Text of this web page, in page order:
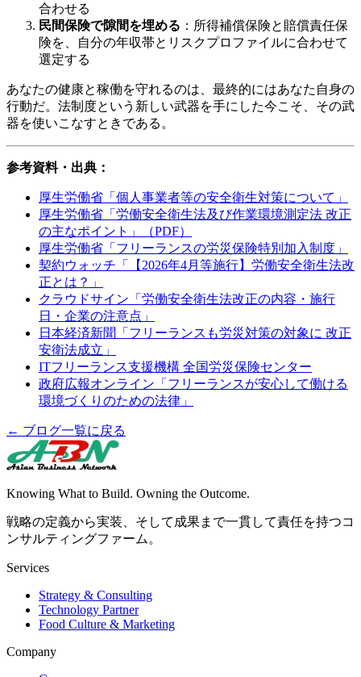
合わせる
民間保険で隙間を埋める ：所得補償保険と賠償責任保
険を、自分の年収帯とリスクプロファイルに合わせて
選定する
あなたの健康と稼働を守れるのは、最終的にはあなた自身の
行動だ。法制度という新しい武器を手にした今こそ、その武
器を使いこなすときである。
参考資料・出典：
厚生労働省「個人事業者等の安全衛生対策について」
厚生労働省「労働安全衛生法及び作業環境測定法 改正
の主なポイント」（PDF）
厚生労働省「フリーランスの労災保険特別加入制度」
契約ウォッチ「【2026年4月等施行】労働安全衛生法改
正とは？」
クラウドサイン「労働安全衛生法改正の内容・施行
日・企業の注意点」
日本経済新聞「フリーランスも労災対策の対象に 改正
安衛法成立」
ITフリーランス支援機構 全国労災保険センター
政府広報オンライン「フリーランスが安心して働ける
環境づくりのための法律」
← ブログ一覧に戻る
Knowing What to Build. Owning the Outcome.
戦略の定義から実装、そして成果まで一貫して責任を持つコ
ンサルティングファーム。
Services
Strategy & Consulting
Technology Partner
Food Culture & Marketing
Company